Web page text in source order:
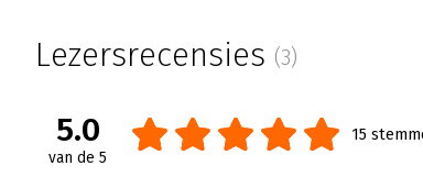
Lezersrecensies (3)
5.0
van de 5
15